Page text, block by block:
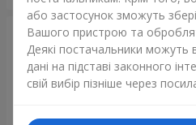
або застосунок зможуть
Вашого пристрою та
Деякі постачальники можуть
дані на підставі законного
свій вибір пізніше через